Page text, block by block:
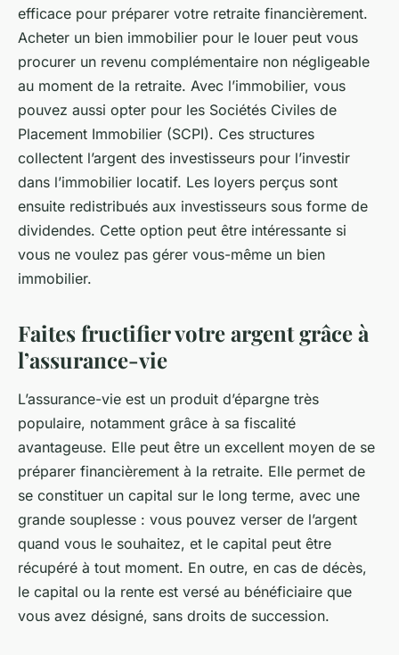
efficace pour préparer votre retraite financièrement.
Acheter un bien immobilier pour le louer peut vous
procurer un revenu complémentaire non négligeable
au moment de la retraite. Avec l’immobilier, vous
pouvez aussi opter pour les Sociétés Civiles de
Placement Immobilier (SCPI). Ces structures
collectent l’argent des investisseurs pour l’investir
dans l’immobilier locatif. Les loyers perçus sont
ensuite redistribués aux investisseurs sous forme de
dividendes. Cette option peut être intéressante si
vous ne voulez pas gérer vous-même un bien
immobilier.
Faites fructifier votre argent grâce à
l’assurance-vie
L’assurance-vie est un produit d’épargne très
populaire, notamment grâce à sa fiscalité
avantageuse. Elle peut être un excellent moyen de se
préparer financièrement à la retraite. Elle permet de
se constituer un capital sur le long terme, avec une
grande souplesse : vous pouvez verser de l’argent
quand vous le souhaitez, et le capital peut être
récupéré à tout moment. En outre, en cas de décès,
le capital ou la rente est versé au bénéficiaire que
vous avez désigné, sans droits de succession.